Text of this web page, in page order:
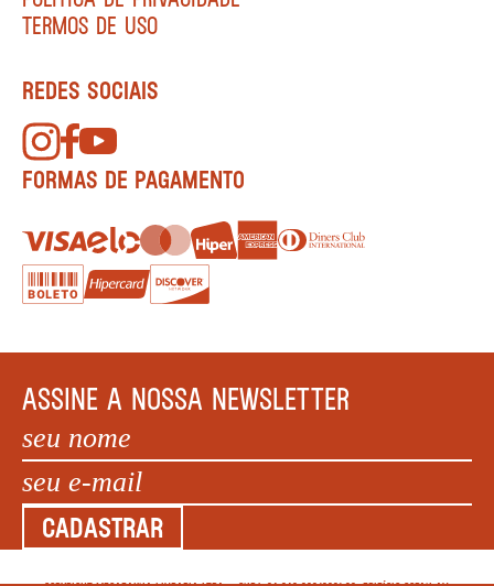
TERMOS DE USO
REDES SOCIAIS
FORMAS DE PAGAMENTO
ASSINE A NOSSA NEWSLETTER
CADASTRAR